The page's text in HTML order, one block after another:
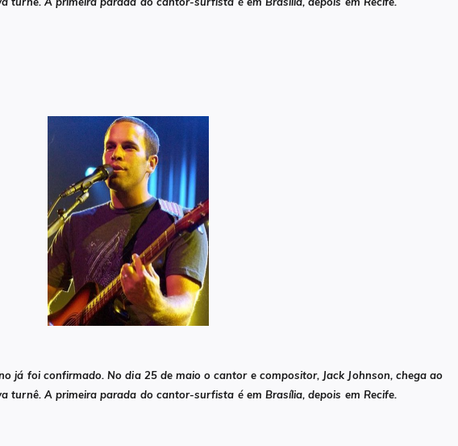
já foi confirmado. No dia 25 de maio o cantor e compositor, Jack Johnson, chega ao
turnê. A primeira parada do cantor-surfista é em Brasília, depois em Recife.